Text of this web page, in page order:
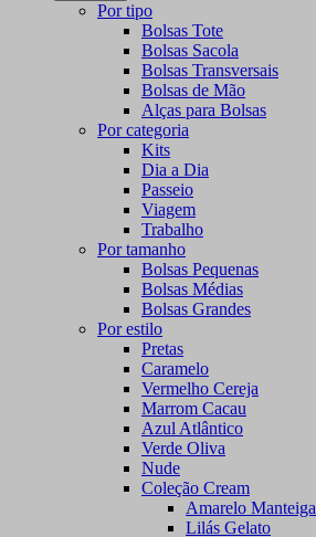
Por tipo
Bolsas Tote
Bolsas Sacola
Bolsas Transversais
Bolsas de Mão
Alças para Bolsas
Por categoria
Kits
Dia a Dia
Passeio
Viagem
Trabalho
Por tamanho
Bolsas Pequenas
Bolsas Médias
Bolsas Grandes
Por estilo
Pretas
Caramelo
Vermelho Cereja
Marrom Cacau
Azul Atlântico
Verde Oliva
Nude
Coleção Cream
Amarelo Manteiga
Lilás Gelato